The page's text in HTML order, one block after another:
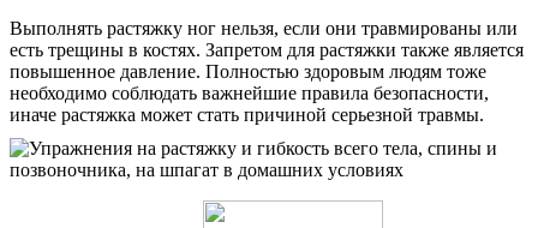
Выполнять растяжку ног нельзя, если они травмированы или
есть трещины в костях. Запретом для растяжки также является
повышенное давление. Полностью здоровым людям тоже
необходимо соблюдать важнейшие правила безопасности,
иначе растяжка может стать причиной серьезной травмы.